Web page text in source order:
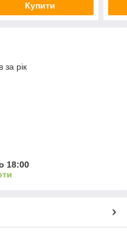
Купити
за рік
18:00